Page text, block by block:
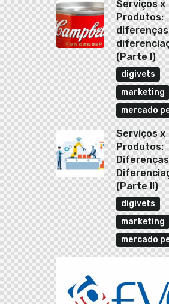
Serviços x
Produtos:
(Parte I)
digivets
marketing
mercado
Serviços x
Produtos:
(Parte II)
digivets
marketing
mercado